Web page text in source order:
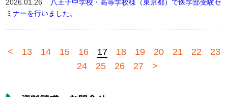
2026.01.26
八王子中学校・高等学校様（東京都）で医学部受験セ
ミナーを行いました。
< 13 14 15 16 17 18 19 20 21 22
23
24
25 26 27 >